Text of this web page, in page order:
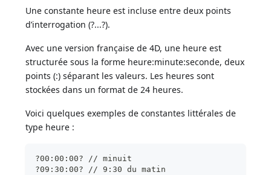
Une constante heure est incluse entre deux points
d’interrogation (?...?).
Avec une version française de 4D, une heure est
structurée sous la forme heure:minute:seconde, deux
points (:) séparant les valeurs. Les heures sont
stockées dans un format de 24 heures.
Voici quelques exemples de constantes littérales de
type heure :
?00:00:00? // minuit
?09:30:00? // 9:30 du matin